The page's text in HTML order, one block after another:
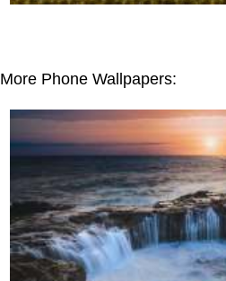
More Phone Wallpapers: